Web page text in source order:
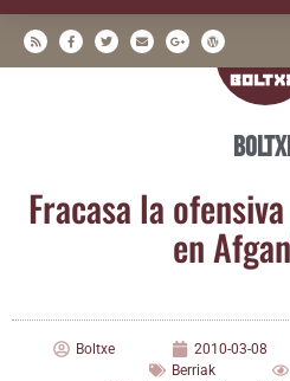
Fra­ca­sa la
en
Boltxe 2010-03-08
Berriak